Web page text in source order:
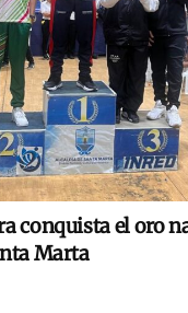
conquista el oro
Marta